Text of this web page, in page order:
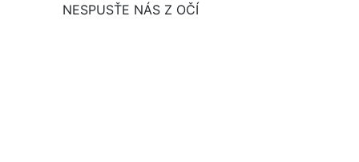
NESPUSŤE NÁS Z OČÍ